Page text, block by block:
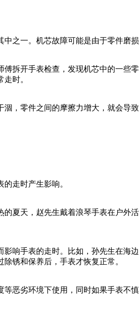
之一。机芯故障可能是由于零件磨
拆开手表检查，发现机芯中的一些
时。
，零件之间的摩擦力增大，就会导
走时产生影响。
夏天，赵先生戴着浪琴手表在户外
响手表的走时。比如，孙先生在海
锈和保养后，手表才恢复正常。
恶劣环境下使用，同时如果手表不